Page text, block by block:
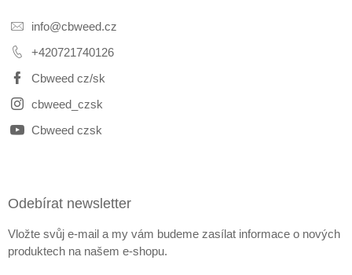
info@cbweed.cz
+420721740126
Cbweed cz/sk
cbweed_czsk
Cbweed czsk
Odebírat newsletter
Vložte svůj e-mail a my vám budeme zasílat informace o nových
produktech na našem e-shopu.